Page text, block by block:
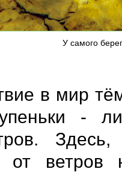
У самого
в мир
-
от